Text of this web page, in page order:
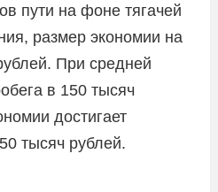
пути на фоне тягачей
размер экономии на
При средней
в 150 тысяч
достигает
тысяч рублей.